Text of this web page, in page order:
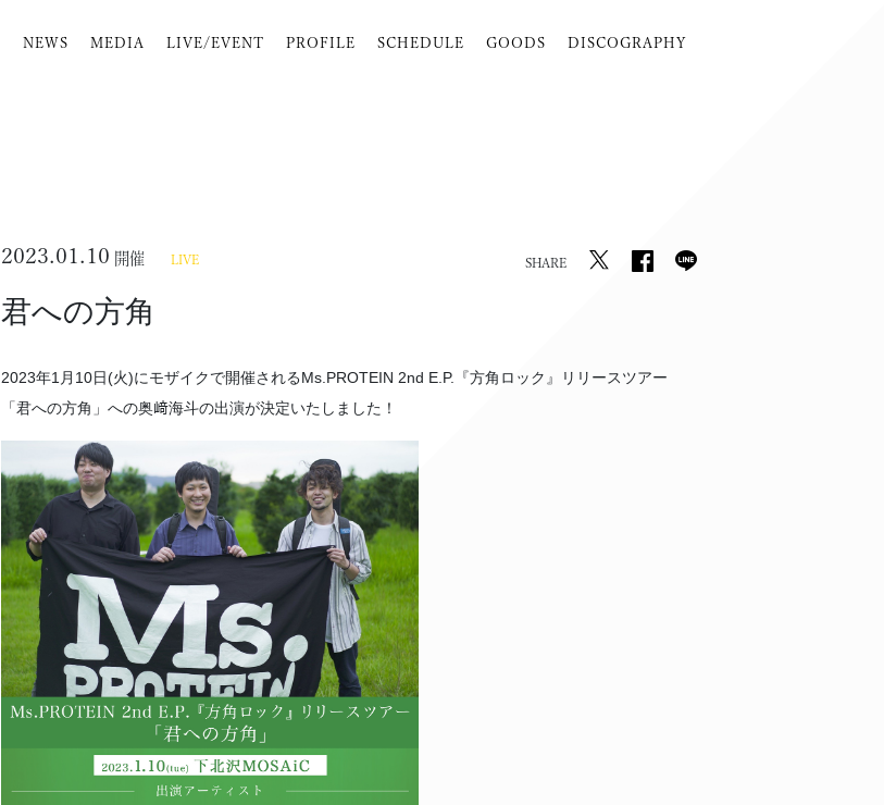
NEWS MEDIA LIVE/EVENT PROFILE SCHEDULE GOODS DISCOGRAPHY
2023.01.10 開催 LIVE SHARE
君への方角
2023年1月10日(火)にモザイクで開催されるMs.PROTEIN 2nd E.P.『方角ロック』リリースツアー
「君への方角」への奥﨑海斗の出演が決定いたしました！